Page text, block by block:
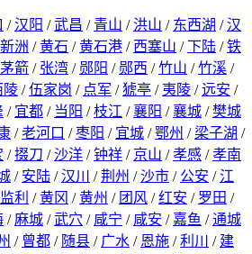
/汉阳 /武昌 / 青山 / 洪山 / 东西湖 /汉
新洲 /黄石 /黄石港 / 西塞山 /下陆 /铁
茅箭 / 张湾 / 郧阳 / 郧西 /竹山 /竹溪 /
陵 /伍家岗 / 点军 /猇亭 / 夷陵 /远安 /
/ 宜都 / 当阳 /枝江 /襄阳 /襄城 /樊城
/老河口 /枣阳 / 宜城 /鄂州 / 梁子湖 /
/掇刀 /沙洋 /钟祥 / 京山 /孝感 /孝南
/ 安陆 /汉川 /荆州 /沙市 / 公安 / 江
监利 /黄冈 /黄州 / 团风 /红安 / 罗田 /
/ 麻城 /武穴 / 咸宁 / 咸安 / 嘉鱼 /通城
/ 曾都 / 随县 / 广水 / 恩施 /利川 / 建